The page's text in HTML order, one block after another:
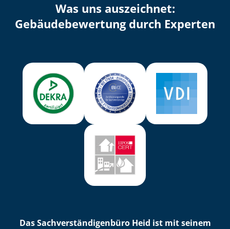
Was uns auszeichnet:
Ge­bäu­de­be­wer­tung durch Experten
Das Sach­ver­stän­di­gen­bü­ro Heid ist mit seinem